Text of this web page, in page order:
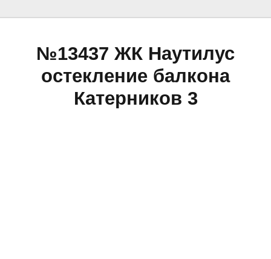
№13437 ЖК Наутилус
остекление балкона
Катерников 3